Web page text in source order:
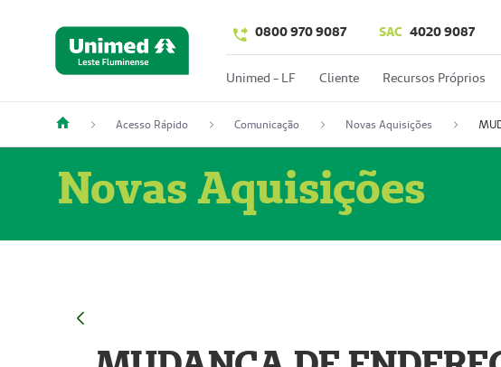
0800 970 9087 SAC 4020 9087
Unimed - LF Cliente Recursos Próprios
Acesso Rápido Comunicação Novas Aquisições
Novas Aquisições